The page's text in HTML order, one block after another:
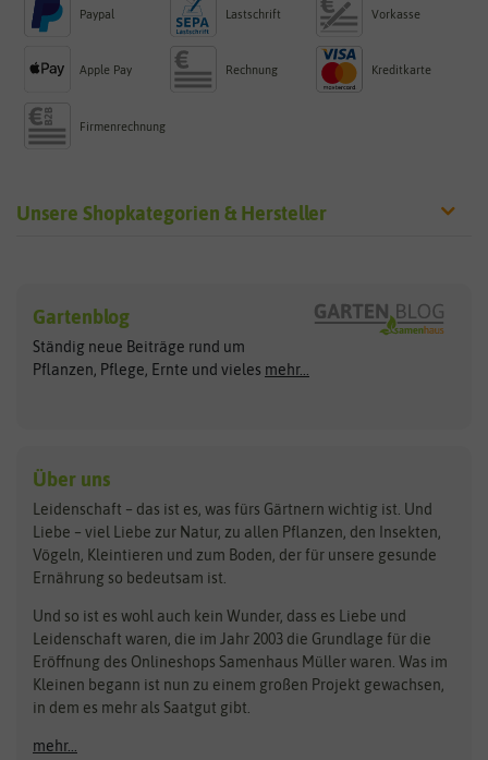
Paypal Lastschrift Vorkasse
Apple Pay Rechnung Kreditkarte
Firmenrechnung
Unsere Shopkategorien & Hersteller
Exotische Samen
Gemüsesamen
Gründünger
Kräutersamen
Obstsamen
Pilzbrut
Rasensamen
Steckzwiebeln
Zimmer & Kübelpflanzen
Kataloge
Schnäppchen
Anzucht & Gartenzubehör
Anzuchtschalen
Arche Noah
ASB Greenworld
Benary
Bingenheimer Saatgut
Bionana
BIOWOL
Blumicorn
Bûten Birds
Clever Pots
COMPO
Dürr-Samen
Feldsaaten Freudenberger
Fertil
Flora Elite
Gartenblog
Ständig neue Beiträge rund um
Pflanzen, Pflege, Ernte und vieles mehr...
Über uns
Leidenschaft – das ist es, was fürs Gärtnern wichtig ist. Und
Liebe – viel Liebe zur Natur, zu allen Pflanzen, den Insekten,
Vögeln, Kleintieren und zum Boden, der für unsere gesunde
Ernährung so bedeutsam ist.
Und so ist es wohl auch kein Wunder, dass es Liebe und
Leidenschaft waren, die im Jahr 2003 die Grundlage für die
Eröffnung des Onlineshops Samenhaus Müller waren. Was im
Kleinen begann ist nun zu einem großen Projekt gewachsen,
in dem es mehr als Saatgut gibt.
mehr...